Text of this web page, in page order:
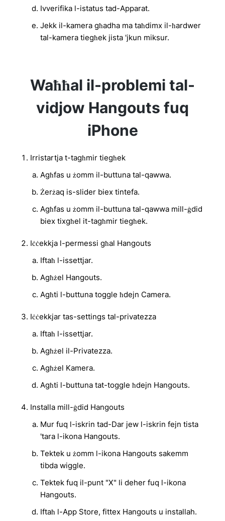
Ivverifika l-istatus tad-Apparat.
Jekk il-kamera għadha ma taħdimx il-ħardwer
tal-kamera tiegħek jista 'jkun miksur.
Waħħal il-problemi tal-
vidjow Hangouts fuq
iPhone
Irristartja t-tagħmir tiegħek
Agħfas u żomm il-buttuna tal-qawwa.
Żerżaq is-slider biex tintefa.
Agħfas u żomm il-buttuna tal-qawwa mill-ġdid
biex tixgħel it-tagħmir tiegħek.
Iċċekkja l-permessi għal Hangouts
Iftaħ l-issettjar.
Agħżel Hangouts.
Agħti l-buttuna toggle ħdejn Camera.
Iċċekkjar tas-settings tal-privatezza
Iftaħ l-issettjar.
Agħżel il-Privatezza.
Agħżel Kamera.
Agħti l-buttuna tat-toggle ħdejn Hangouts.
Installa mill-ġdid Hangouts
Mur fuq l-iskrin tad-Dar jew l-iskrin fejn tista
'tara l-ikona Hangouts.
Tektek u żomm l-ikona Hangouts sakemm
tibda wiggle.
Tektek fuq il-punt "X" li deher fuq l-ikona
Hangouts.
Iftaħ l-App Store, fittex Hangouts u installah.